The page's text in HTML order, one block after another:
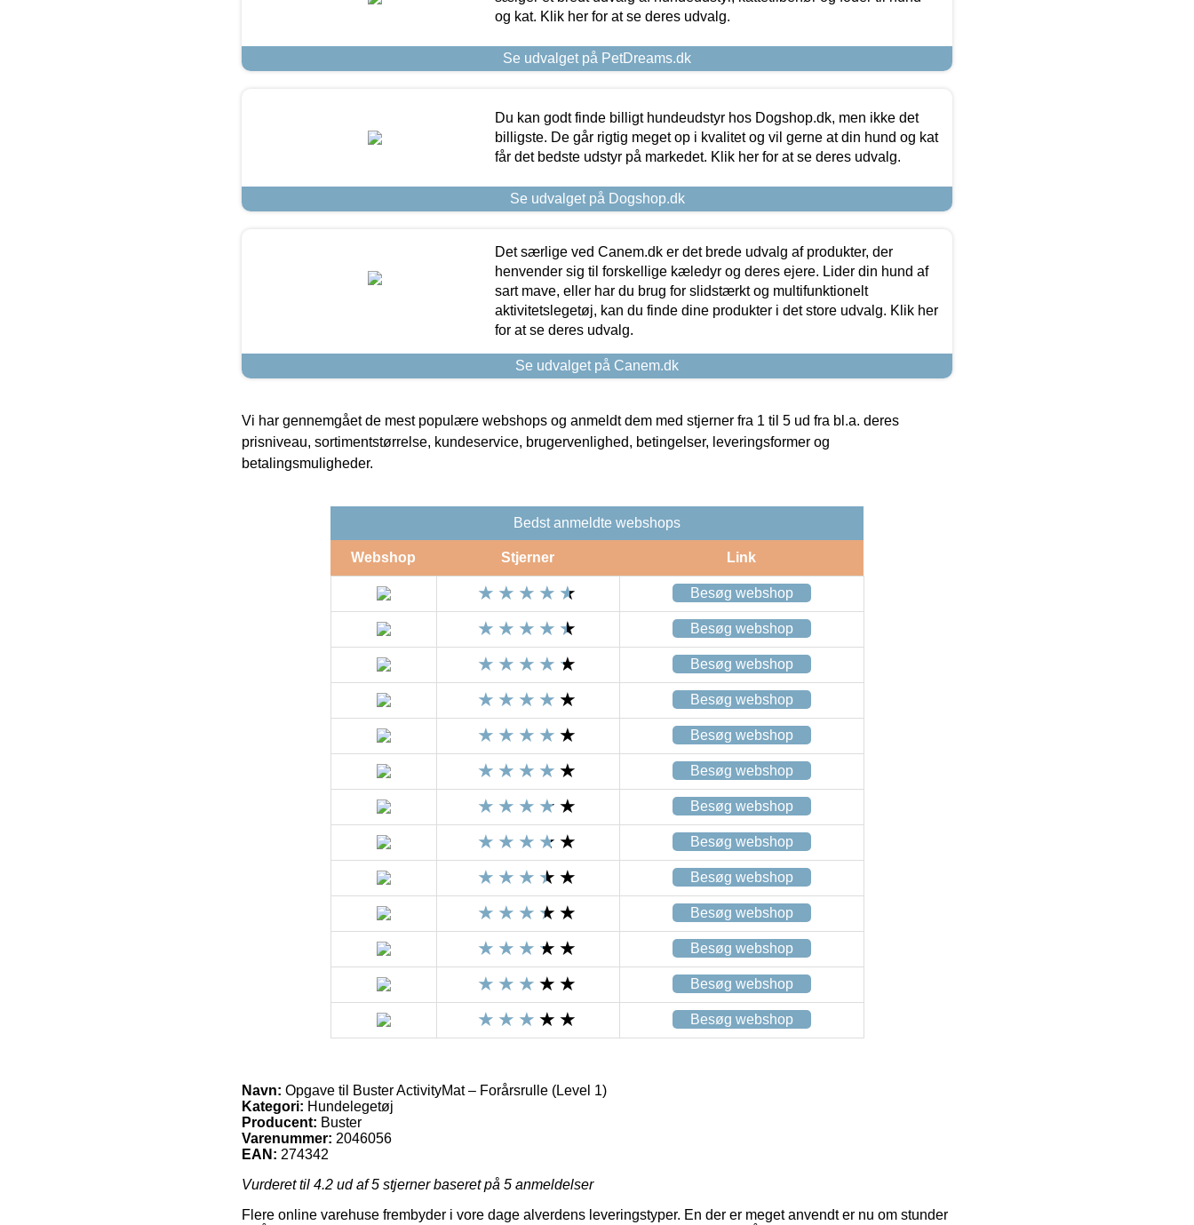
og kat. Klik her for at se deres udvalg.
Se udvalget på PetDreams.dk
Du kan godt finde billigt hundeudstyr hos Dogshop.dk, men ikke det
billigste. De går rigtig meget op i kvalitet og vil gerne at din hund og kat
får det bedste udstyr på markedet. Klik her for at se deres udvalg.
Se udvalget på Dogshop.dk
Det særlige ved Canem.dk er det brede udvalg af produkter, der
henvender sig til forskellige kæledyr og deres ejere. Lider din hund af
sart mave, eller har du brug for slidstærkt og multifunktionelt
aktivitetslegetøj, kan du finde dine produkter i det store udvalg. Klik her
for at se deres udvalg.
Se udvalget på Canem.dk
Vi har gennemgået de mest populære webshops og anmeldt dem med stjerner fra 1 til 5 ud fra bl.a. deres
prisniveau, sortimentstørrelse, kundeservice, brugervenlighed, betingelser, leveringsformer og
betalingsmuligheder.
Bedst anmeldte webshops
Webshop Stjerner Link
Besøg webshop
Besøg webshop
Besøg webshop
Besøg webshop
Besøg webshop
Besøg webshop
Besøg webshop
Besøg webshop
Besøg webshop
Besøg webshop
Besøg webshop
Besøg webshop
Besøg webshop
Navn: Opgave til Buster ActivityMat – Forårsrulle (Level 1)
Kategori: Hundelegetøj
Producent: Buster
Varenummer: 2046056
EAN: 274342
Vurderet til 4.2 ud af 5 stjerner baseret på 5 anmeldelser
Flere online varehuse frembyder i vore dage alverdens leveringstyper. En der er meget anvendt er nu om stunder